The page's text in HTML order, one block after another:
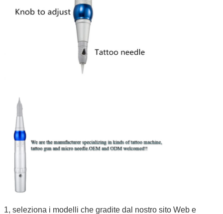
1, seleziona i modelli che gradite dal nostro sito Web e